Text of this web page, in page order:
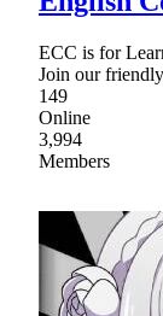
ECC is for
Join our
149
Online
3,994
Members